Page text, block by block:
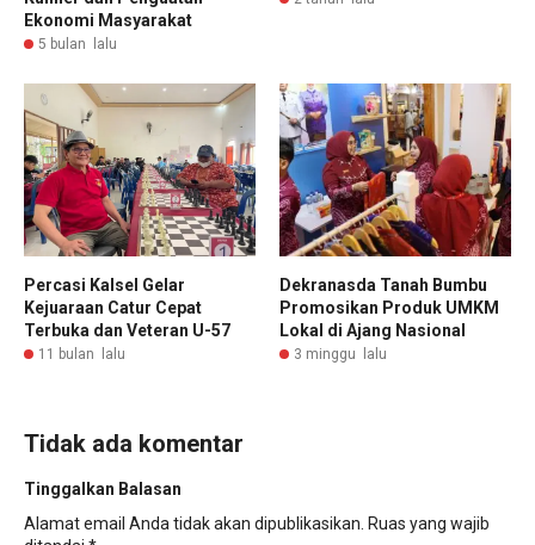
Ekonomi Masyarakat
5 bulan lalu
Percasi Kalsel Gelar
Kejuaraan Catur Cepat
Terbuka dan Veteran U-57
11 bulan lalu
Dekranasda Tanah Bumbu
Promosikan Produk UMKM
Lokal di Ajang Nasional
3 minggu lalu
Tidak ada komentar
Tinggalkan Balasan
Alamat email Anda tidak akan dipublikasikan. Ruas yang wajib